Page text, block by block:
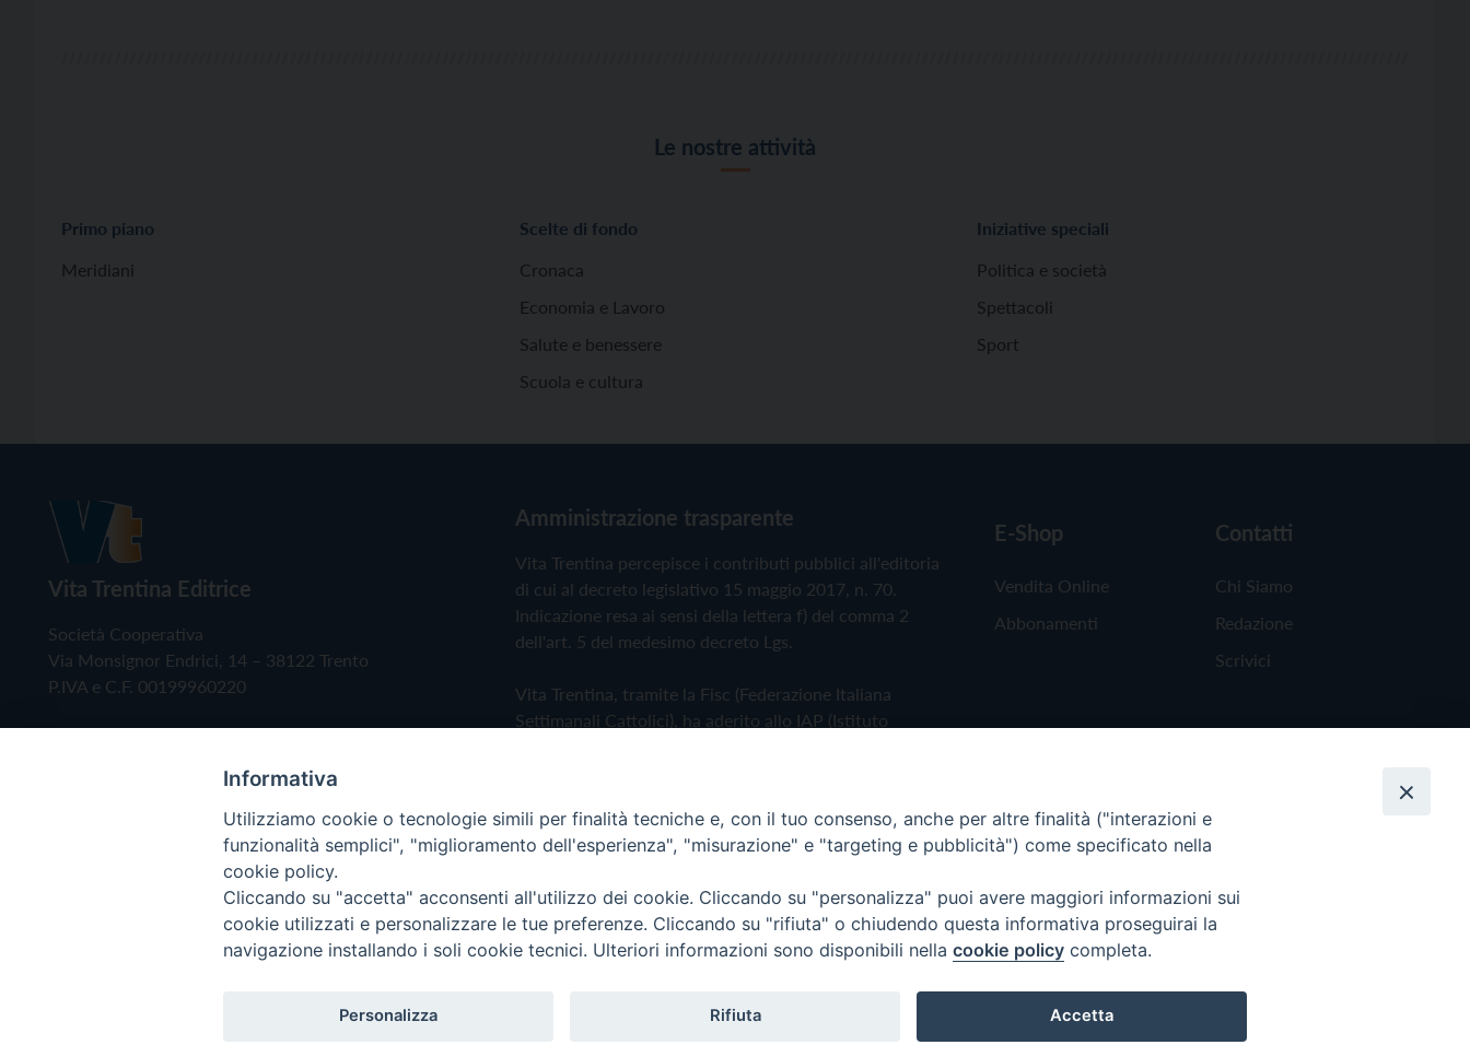
Le nostre attività
Primo piano
Meridiani
Scelte di fondo
Cronaca
Economia e Lavoro
Salute e benessere
Scuola e cultura
Iniziative speciali
Politica e società
Spettacoli
Sport
Vita Trentina Editrice
Società Cooperativa
Via Monsignor Endrici, 14 – 38122 Trento
P.IVA e C.F. 00199960220
Amministrazione trasparente
Vita Trentina percepisce i contributi pubblici all'editoria
di cui al decreto legislativo 15 maggio 2017, n. 70.
Indicazione resa ai sensi della lettera f) del comma 2
dell'art. 5 del medesimo decreto Lgs.
Vita Trentina, tramite la Fisc (Federazione Italiana
Settimanali Cattolici), ha aderito allo IAP (Istituto
Privacy Policy Cookie Policy
E-Shop
Vendita Online
Abbonamenti
Contatti
Chi Siamo
Redazione
Scrivici
Copyright © 2019 - Tutti i diritti riservati - Vita Trentina Editrice
Informativa
Utilizziamo cookie o tecnologie simili per finalità tecniche e, con il tuo consenso, anche per altre finalità ("interazioni e
funzionalità semplici", "miglioramento dell'esperienza", "misurazione" e "targeting e pubblicità") come specificato nella
cookie policy.
Cliccando su "accetta" acconsenti all'utilizzo dei cookie. Cliccando su "personalizza" puoi avere maggiori informazioni sui
cookie utilizzati e personalizzare le tue preferenze. Cliccando su "rifiuta" o chiudendo questa informativa proseguirai la
navigazione installando i soli cookie tecnici. Ulteriori informazioni sono disponibili nella cookie policy completa.
Personalizza Rifiuta Accetta